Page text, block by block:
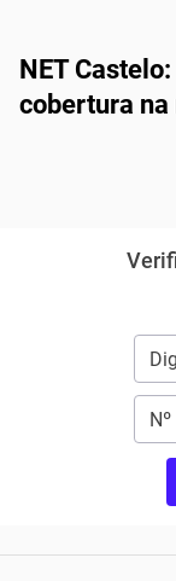
NET
cobertura na